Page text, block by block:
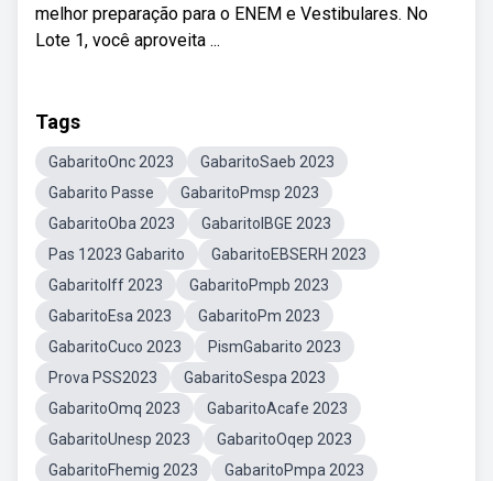
melhor preparação para o ENEM e Vestibulares. No
Lote 1, você aproveita ...
Tags
GabaritoOnc 2023
GabaritoSaeb 2023
Gabarito Passe
GabaritoPmsp 2023
GabaritoOba 2023
GabaritoIBGE 2023
Pas 12023 Gabarito
GabaritoEBSERH 2023
GabaritoIff 2023
GabaritoPmpb 2023
GabaritoEsa 2023
GabaritoPm 2023
GabaritoCuco 2023
PismGabarito 2023
Prova PSS2023
GabaritoSespa 2023
GabaritoOmq 2023
GabaritoAcafe 2023
GabaritoUnesp 2023
GabaritoOqep 2023
GabaritoFhemig 2023
GabaritoPmpa 2023